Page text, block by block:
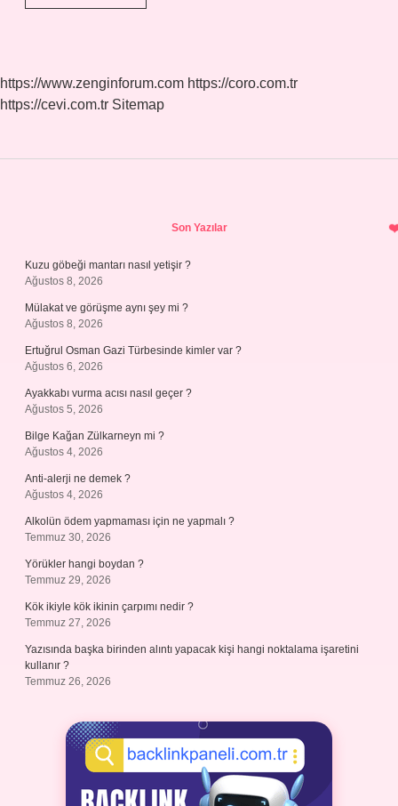
Düşmek
https://www.zenginforum.com https://coro.com.tr
https://cevi.com.tr Sitemap
Son Yazılar
Kuzu göbeği mantarı nasıl yetişir ?
Ağustos 8, 2026
Mülakat ve görüşme aynı şey mi ?
Ağustos 8, 2026
Ertuğrul Osman Gazi Türbesinde kimler var ?
Ağustos 6, 2026
Ayakkabı vurma acısı nasıl geçer ?
Ağustos 5, 2026
Bilge Kağan Zülkarneyn mi ?
Ağustos 4, 2026
Anti-alerji ne demek ?
Ağustos 4, 2026
Alkolün ödem yapmaması için ne yapmalı ?
Temmuz 30, 2026
Yörükler hangi boydan ?
Temmuz 29, 2026
Kök ikiyle kök ikinin çarpımı nedir ?
Temmuz 27, 2026
Yazısında başka birinden alıntı yapacak kişi hangi noktalama işaretini
kullanır ?
Temmuz 26, 2026